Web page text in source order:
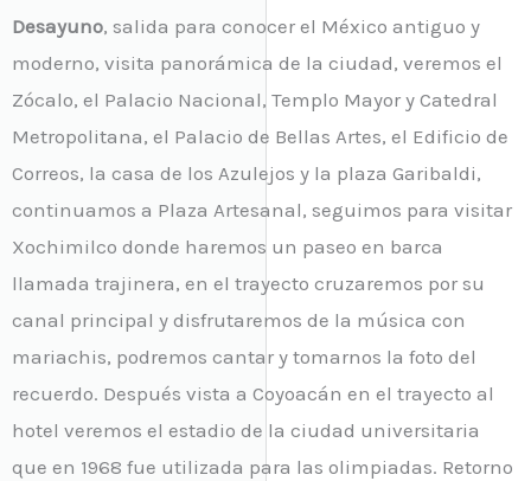
Desayuno, salida para conocer el México antiguo y
moderno, visita panorámica de la ciudad, veremos el
Zócalo, el Palacio Nacional, Templo Mayor y Catedral
Metropolitana, el Palacio de Bellas Artes, el Edificio de
Correos, la casa de los Azulejos y la plaza Garibaldi,
continuamos a Plaza Artesanal, seguimos para visitar
Xochimilco donde haremos un paseo en barca
llamada trajinera, en el trayecto cruzaremos por su
canal principal y disfrutaremos de la música con
mariachis, podremos cantar y tomarnos la foto del
recuerdo. Después vista a Coyoacán en el trayecto al
hotel veremos el estadio de la ciudad universitaria
que en 1968 fue utilizada para las olimpiadas. Retorno